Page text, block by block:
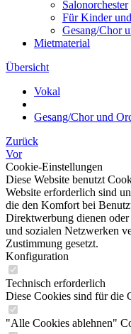
Salonorchester
Für Kinder
Gesang/Chor
Mietmaterial
Übersicht
Vokal
Gesang/Chor und
Zurück
Vor
Cookie-Einstellungen
Diese Website benutzt
Website erforderlich sind
die den Komfort bei
Direktwerbung dienen
und sozialen Netzwerken
Zustimmung gesetzt.
Konfiguration
Technisch erforderlich
Diese Cookies sind für die
"Alle Cookies ablehnen"